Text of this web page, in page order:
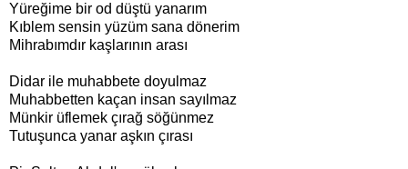
Yüreğime bir od düştü yanarım
Kıblem sensin yüzüm sana dönerim
Mihrabımdır kaşlarının arası
Didar ile muhabbete doyulmaz
Muhabbetten kaçan insan sayılmaz
Münkir üflemek çırağ söğünmez
Tutuşunca yanar aşkın çırası